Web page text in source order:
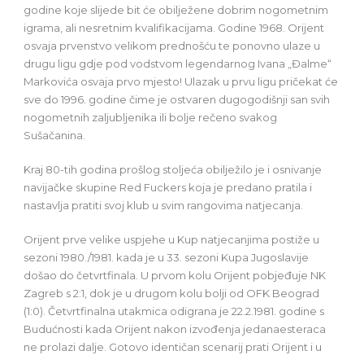
godine koje slijede bit će obilježene dobrim nogometnim
igrama, ali nesretnim kvalifikacijama. Godine 1968. Orijent
osvaja prvenstvo velikom prednošću te ponovno ulaze u
drugu ligu gdje pod vodstvom legendarnog Ivana „Đalme“
Markovića osvaja prvo mjesto! Ulazak u prvu ligu pričekat će
sve do 1996. godine čime je ostvaren dugogodišnji san svih
nogometnih zaljubljenika ili bolje rečeno svakog
Sušačanina.
Kraj 80-tih godina prošlog stoljeća obilježilo je i osnivanje
navijačke skupine Red Fuckers koja je predano pratila i
nastavlja pratiti svoj klub u svim rangovima natjecanja.
Orijent prve velike uspjehe u Kup natjecanjima postiže u
sezoni 1980./1981. kada je u 33. sezoni Kupa Jugoslavije
došao do četvrtfinala. U prvom kolu Orijent pobjeđuje NK
Zagreb s 2:1, dok je u drugom kolu bolji od OFK Beograd
(1:0). Četvrtfinalna utakmica odigrana je 22.2.1981. godine s
Budućnosti kada Orijent nakon izvođenja jedanaesteraca
ne prolazi dalje. Gotovo identičan scenarij prati Orijent i u